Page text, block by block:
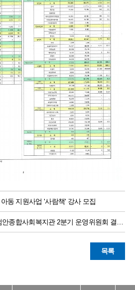
동 지원사업 '사람책' 강사 모집
목록